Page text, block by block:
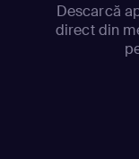
Descarcă
direct din